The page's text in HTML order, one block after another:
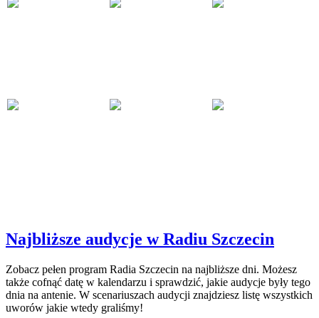
Najbliższe audycje w Radiu Szczecin
Zobacz pełen program Radia Szczecin na najbliższe dni. Możesz
także cofnąć datę w kalendarzu i sprawdzić, jakie audycje były tego
dnia na antenie. W scenariuszach audycji znajdziesz listę wszystkich
uworów jakie wtedy graliśmy!